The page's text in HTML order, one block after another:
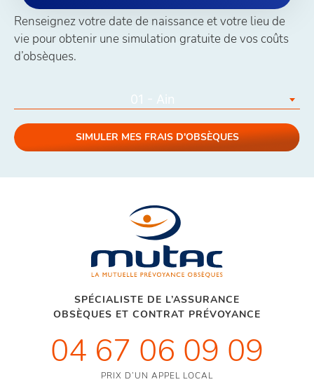
Renseignez votre date de naissance et votre lieu de
vie pour obtenir une simulation gratuite de vos coûts
d’obsèques.
01 - Ain
SIMULER MES FRAIS D'OBSÈQUES
SPÉCIALISTE DE L’ASSURANCE
OBSÈQUES ET CONTRAT PRÉVOYANCE
04 67 06 09 09
PRIX D’UN APPEL LOCAL